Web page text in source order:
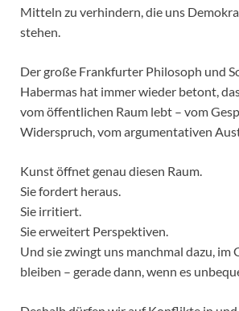
Mitteln zu verhindern, die uns
stehen.
Der große Frankfurter Philosoph und
Habermas hat immer wieder betont,
vom öffentlichen Raum lebt – vom
Widerspruch, vom argumentativen
Kunst öffnet genau diesen Raum.
Sie fordert heraus.
Sie irritiert.
Sie erweitert Perspektiven.
Und sie zwingt uns manchmal dazu, im
bleiben – gerade dann, wenn es